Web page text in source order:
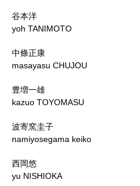
谷本洋
yoh TANIMOTO
中條正康
masayasu CHUJOU
豊増一雄
kazuo TOYOMASU
波寄窯圭子
namiyosegama keiko
西岡悠
yu NISHIOKA